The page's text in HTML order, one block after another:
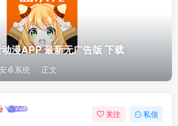
漫APP 最新无广告版 下载
卓系统 正文
关注 私信